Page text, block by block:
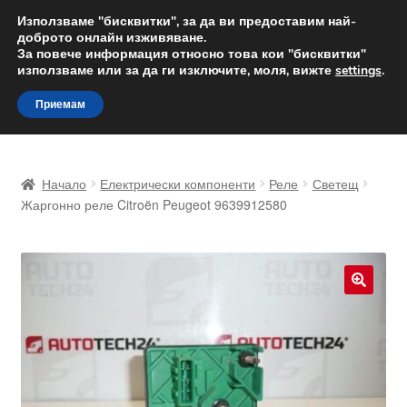
ДОСТАВКА от 12 лв.
Доставка по целия свят
Skip
to
navigation
Skip
to
content
Доставка по целия свят
Количка
Начало Електрически компоненти Реле
Светещ
Жаргонно реле Citroën Peugeot 9639912580
Използваме "бисквитки", за да ви предоставим най-
доброто онлайн изживяване.
За повече информация относно това кои "бисквитки"
използваме или за да ги изключите, моля, вижте settings.
Приемам